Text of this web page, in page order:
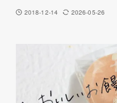
2018-12-14 2026-05-26